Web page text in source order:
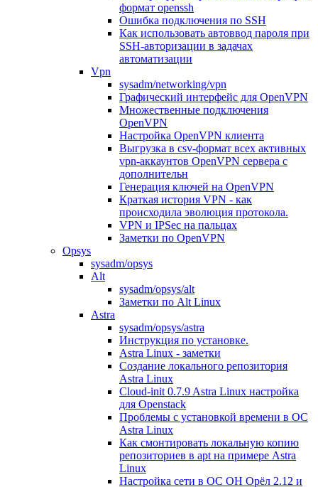
формат openssh
Ошибка подключения по SSH
Как использовать автоввод пароля при
SSH-авторизации в задачах
автоматизации
Vpn
sysadm/networking/vpn
Графический интерфейс для OpenVPN
Множественные подключения
OpenVPN
Настройка OpenVPN клиента
Выгрузка в csv-формат всех активных
vpn-аккаунтов OpenVPN сервера с
дополнительн
Генерация ключей на OpenVPN
Краткая история VPN - как
происходила эволюция протокола.
VPN и IPSec на пальцах
Заметки по OpenVPN
Opsys
sysadm/opsys
Alt
sysadm/opsys/alt
Заметки по Alt Linux
Astra
sysadm/opsys/astra
Инструкция по установке.
Astra Linux - заметки
Создание локального репозитория
Astra Linux
Cloud-init 0.7.9 Astra Linux настройка
для Openstack
Проблемы с установкой времени в ОС
Astra Linux
Как смонтировать локальную копию
репозиториев в apt на примере Astra
Linux
Настройка сети в ОС ОН Орёл 2.12 и